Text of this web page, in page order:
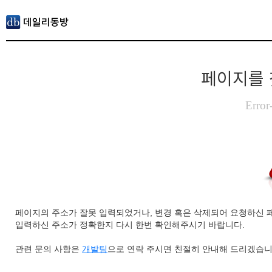
페이지를
페이지의 주소가 잘못 입력되었거나, 변경 혹은 삭제되어 요청하신
입력하신 주소가 정확한지 다시 한번 확인해주시기 바랍니다.
관련 문의 사항은 개발팀 으로 연락 주시면 친절히 안내해 드리겠습